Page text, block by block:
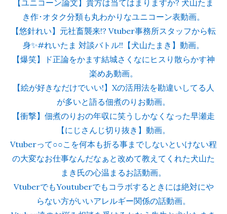
【ユニコーン論文】貴方は当てはまりますか? 犬山たま
き作･オタク分類も丸わかりなユニコーン表動画。
【悠針れい】元社畜襲来!? Vtuber事務所スタッフから転
身✨#れいたま 対談バトル!!【犬山たまき】動画。
【爆笑】ド正論をかます結城さくなにヒスり散らかす神
楽めあ動画。
【絵が好きなだけでいい!】Xの活用法を勘違いしてる人
が多いと語る佃煮のりお動画。
【衝撃】佃煮のりおの年収に笑うしかなくなった早瀬走
【にじさんじ切り抜き】動画。
Vtuberって○○こを何本も折る事までしないといけない程
の大変なお仕事なんだなぁと改めて教えてくれた犬山た
まき氏の心温まるお話動画。
VtuberでもYoutuberでもコラボするときには絶対にや
らない方がいいアレルギー関係の話動画。